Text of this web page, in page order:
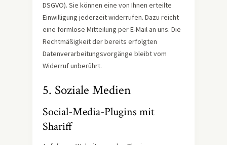
DSGVO). Sie können eine von Ihnen erteilte
Einwilligung jederzeit widerrufen. Dazu reicht
eine formlose Mitteilung per E-Mail an uns. Die
Rechtmäßigkeit der bereits erfolgten
Datenverarbeitungsvorgänge bleibt vom
Widerruf unberührt.
5. Soziale Medien
Social-Media-Plugins mit
Shariff